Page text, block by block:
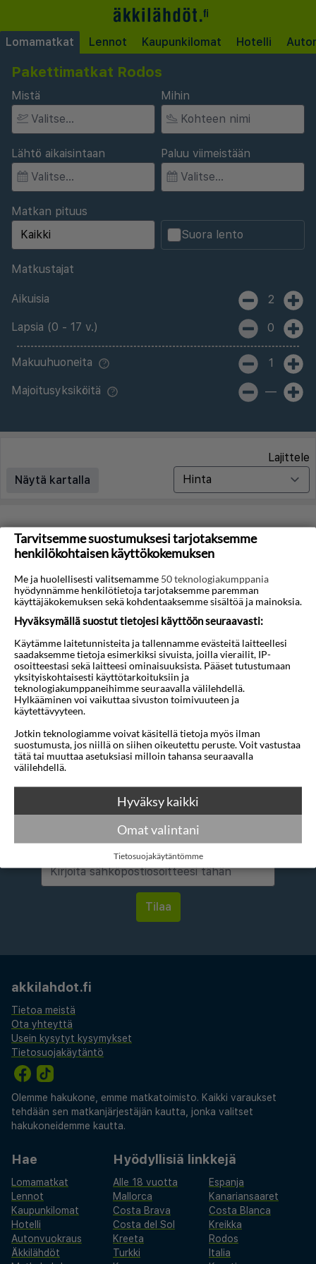
Lomamatkat Lennot Kaupunkilomat Hotelli
Pakettimatkat Rodos
Mistä Mihin
Lähtö aikaisintaan Paluu viimeistään
Matkan pituus
Suora lento
Matkustajat
Aikuisia 2
Lapsia (0 - 17 v.) 0
Makuuhuoneita 1
Majoitusyksiköitä —
Näytä kartalla
Lajittele
Matkoja ei löytynyt
Voit saada lisää tuloksia poistamalla alla olevat
Mihin 1 sijainti
Mistä 1 sijainti
Alin tähtiluokitus 3 tähteä
Haluatko saada houkuttelevia
tarjouksia, matkavinkkejä ja uutisia
sähköpostitse?
akkilahdot.fi
Tietoa meistä
Ota yhteyttä
Usein kysytyt kysymykset
Tietosuojakäytäntö
Olemme hakukone, emme matkatoimisto. Kaikki varaukset
tehdään sen matkanjärjestäjän kautta, jonka valitset
hakukoneidemme kautta.
Hae
Lomamatkat
Lennot
Kaupunkilomat
Hotelli
Autonvuokraus
Äkkilähdöt
Hyödyllisiä linkkejä
Alle 18 vuotta
Espanja
Mallorca
Kanariansaaret
Costa Brava
Costa Blanca
Costa del Sol
Kreikka
Kreeta
Rodos
Turkki
Italia
Tarvitsemme suostumuksesi tarjotaksemme
henkilökohtaisen käyttökokemuksen
Me ja huolellisesti valitsemamme 50 teknologiakumppania
hyödynnämme henkilötietoja tarjotaksemme paremman
käyttäjäkokemuksen sekä kohdentaaksemme sisältöä ja mainoksia.
Hyväksymällä suostut tietojesi käyttöön seuraavasti:
Käytämme laitetunnisteita ja tallennamme evästeitä laitteellesi
saadaksemme tietoja esimerkiksi sivuista, joilla vierailit, IP-
osoitteestasi sekä laitteesi ominaisuuksista. Pääset tutustumaan
yksityiskohtaisesti käyttötarkoituksiin ja
teknologiakumppaneihimme seuraavalla välilehdellä.
Hylkääminen voi vaikuttaa sivuston toimivuuteen ja
käytettävyyteen.
Jotkin teknologiamme voivat käsitellä tietoja myös ilman
suostumusta, jos niillä on siihen oikeutettu peruste. Voit vastustaa
tätä tai muuttaa asetuksiasi milloin tahansa seuraavalla
välilehdellä.
Hyväksy kaikki
Omat valintani
Tietosuojakäytäntömme